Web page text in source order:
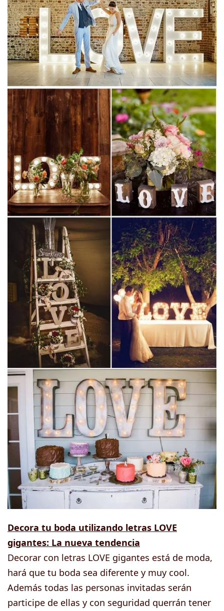
Decora tu boda utilizando letras LOVE
gigantes: La nueva tendencia
Decorar con letras LOVE gigantes está de moda,
hará que tu boda sea diferente y muy cool.
Además todas las personas invitadas serán
participe de ellas y con seguridad querrán tener